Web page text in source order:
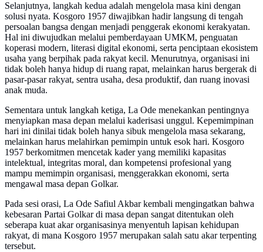
Selanjutnya, langkah kedua adalah mengelola masa kini dengan
solusi nyata. Kosgoro 1957 diwajibkan hadir langsung di tengah
persoalan bangsa dengan menjadi penggerak ekonomi kerakyatan.
Hal ini diwujudkan melalui pemberdayaan UMKM, penguatan
koperasi modern, literasi digital ekonomi, serta penciptaan ekosistem
usaha yang berpihak pada rakyat kecil. Menurutnya, organisasi ini
tidak boleh hanya hidup di ruang rapat, melainkan harus bergerak di
pasar-pasar rakyat, sentra usaha, desa produktif, dan ruang inovasi
anak muda.
Sementara untuk langkah ketiga, La Ode menekankan pentingnya
menyiapkan masa depan melalui kaderisasi unggul. Kepemimpinan
hari ini dinilai tidak boleh hanya sibuk mengelola masa sekarang,
melainkan harus melahirkan pemimpin untuk esok hari. Kosgoro
1957 berkomitmen mencetak kader yang memiliki kapasitas
intelektual, integritas moral, dan kompetensi profesional yang
mampu memimpin organisasi, menggerakkan ekonomi, serta
mengawal masa depan Golkar.
Pada sesi orasi, La Ode Safiul Akbar kembali mengingatkan bahwa
kebesaran Partai Golkar di masa depan sangat ditentukan oleh
seberapa kuat akar organisasinya menyentuh lapisan kehidupan
rakyat, di mana Kosgoro 1957 merupakan salah satu akar terpenting
tersebut.